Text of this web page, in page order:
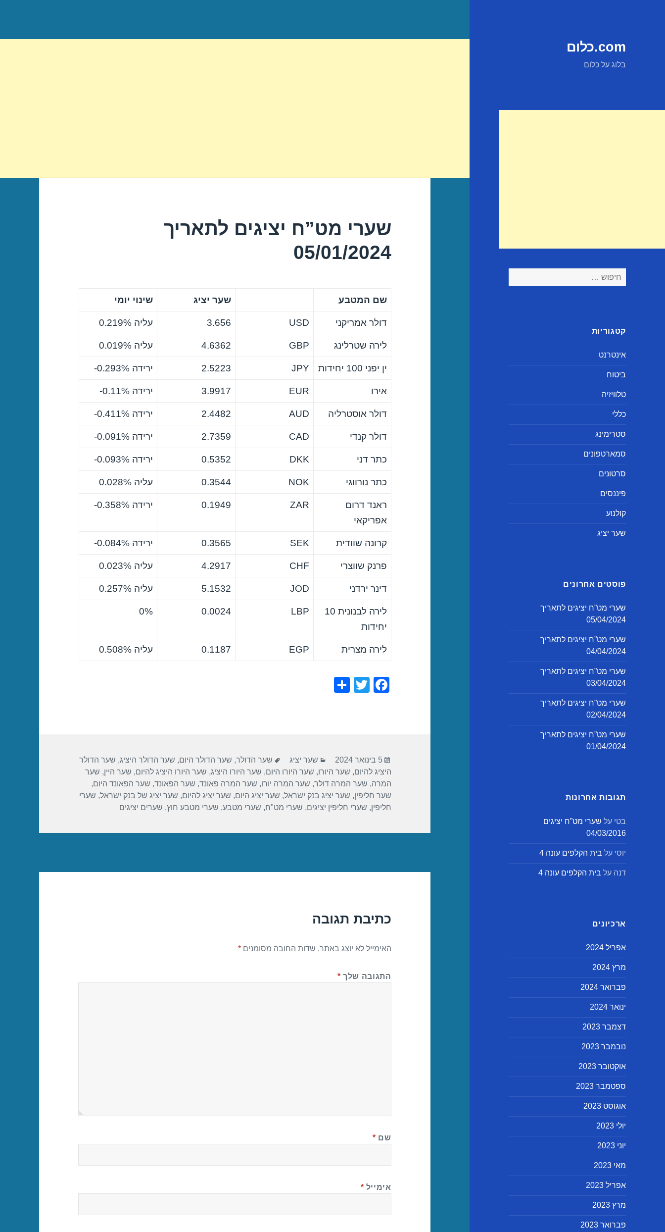
com.כלום
בלוג על כלום
חיפוש:
קטגוריות
אינטרנט
ביטוח
טלוויזיה
כללי
סטרימינג
סמארטפונים
סרטונים
פיננסים
קולנוע
שער יציג
פוסטים אחרונים
שערי מט”ח יציגים לתאריך
05/04/2024
שערי מט”ח יציגים לתאריך
04/04/2024
שערי מט”ח יציגים לתאריך
03/04/2024
שערי מט”ח יציגים לתאריך
02/04/2024
שערי מט”ח יציגים לתאריך
01/04/2024
תגובות אחרונות
בטי על שערי מט”ח יציגים
04/03/2016
יוסי על בית הקלפים עונה 4
דנה על בית הקלפים עונה 4
ארכיונים
אפריל 2024
מרץ 2024
פברואר 2024
ינואר 2024
דצמבר 2023
נובמבר 2023
אוקטובר 2023
ספטמבר 2023
אוגוסט 2023
יולי 2023
יוני 2023
מאי 2023
אפריל 2023
מרץ 2023
פברואר 2023
שערי מט”ח יציגים לתאריך
05/01/2024
שם המטבע שער יציג שינוי יומי
דולר אמריקני USD
3.656 עליה 0.219%
לירה שטרלינג GBP
4.6362 עליה 0.019%
ין יפני 100 יחידות JPY
2.5223 ירידה ‎-0.293%
אירו EUR
3.9917 ירידה ‎-0.11%
דולר אוסטרליה AUD
2.4482 ירידה ‎-0.411%
דולר קנדי CAD
2.7359 ירידה ‎-0.091%
כתר דני DKK
0.5352 ירידה ‎-0.093%
כתר נורווגי NOK
0.3544 עליה 0.028%
ראנד דרום
אפריקאי
ZAR
0.1949 ירידה ‎-0.358%
קרונה שוודית SEK
0.3565 ירידה ‎-0.084%
פרנק שווצרי CHF
4.2917 עליה 0.023%
דינר ירדני JOD
5.1532 עליה 0.257%
לירה לבנונית 10
יחידות
LBP
0.0024
0%
לירה מצרית EGP
0.1187 עליה 0.508%
F
o
o
k
T
פורסם
בתאריך
5 בינואר 2024 קטגוריות
שער יציג תגיות
שער הדולר, שער הדולר היום, שער הדולר היציג, שער הדולר
היציג להיום, שער היורו, שער היורו היום, שער היורו היציג, שער היורו היציג להיום, שער היין, שער
המרה, שער המרה דולר, שער המרה יורו, שער המרה פאונד, שער הפאונד, שער הפאונד היום,
שער חליפין, שער יציג בנק ישראל, שער יציג היום, שער יציג להיום, שער יציג של בנק ישראל, שערי
חליפין, שערי חליפין יציגים, שערי מט"ח, שערי מטבע, שערי מטבע חוץ, שערים יציגים
כתיבת תגובה
האימייל לא יוצג באתר. שדות החובה מסומנים*
התגובה שלך *
שם *
אימייל *